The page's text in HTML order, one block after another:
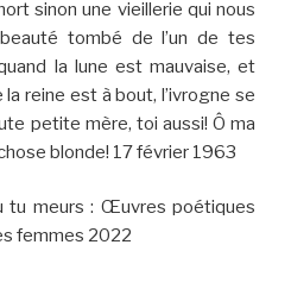
sinon une vieillerie qui nous
tombé de l’un de tes
la lune est mauvaise, et
reine est à bout, l’ivrogne se
petite mère, toi aussi! Ô ma
blonde! 17 février 1963
tu meurs : Œuvres poétiques
femmes 2022